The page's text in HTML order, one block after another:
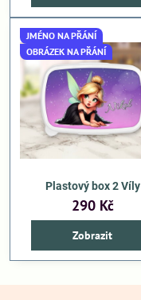
JMÉNO NA PŘÁNÍ
OBRÁZEK NA PŘÁNÍ
Plastový box 2 Víly
290 Kč
Zobrazit